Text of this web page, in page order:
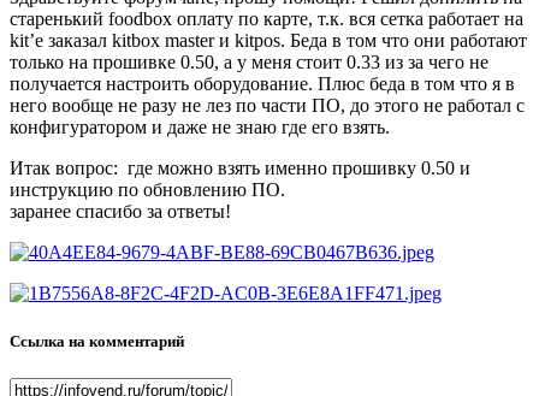
старенький foodbox оплату по карте, т.к. вся сетка работает на
kit’e заказал kitbox master и kitpos. Беда в том что они работают
только на прошивке 0.50, а у меня стоит 0.33 из за чего не
получается настроить оборудование. Плюс беда в том что я в
него вообще не разу не лез по части ПО, до этого не работал с
конфигуратором и даже не знаю где его взять.
Итак вопрос: где можно взять именно прошивку 0.50 и
инструкцию по обновлению ПО.
заранее спасибо за ответы!
Ссылка на комментарий